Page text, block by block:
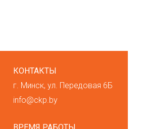
КОНТАКТЫ
г. Минск, ул. Передовая 6Б
info@ckp.by